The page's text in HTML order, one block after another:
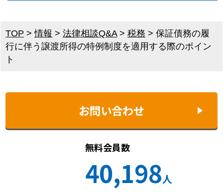
TOP >情報 >法律相談Q&A>税務 >保証債務の履
行に伴う譲渡所得の特例制度を適用する際のポイン
ト
お問い合わせ
無料会員数
40,198人